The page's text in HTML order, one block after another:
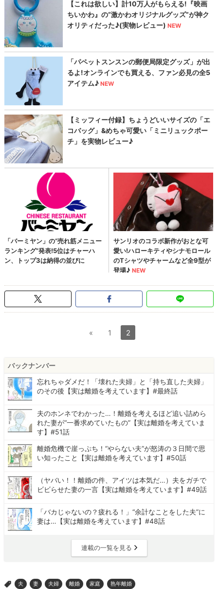
« 1 2
バックナンバー
忘れちゃダメだ！「壊れた夫婦」と「持ち直した夫婦」
のその後【実は離婚を考えています】#最終話
夫のホンネでわかった…！離婚を考えるほど追い詰めら
れた妻が“一番求めていたもの”【実は離婚を考えていま
す】#51話
離婚危機で崖っぷち！“やらない夫”が怒涛の３日間で思
い知ったこと【実は離婚を考えています】#50話
（ヤバい！！離婚の件、アイツは本気だ…）夫をガチで
ビビらせた妻の一言【実は離婚を考えています】#49話
「バカじゃないの？疲れる！」“余計なことをした夫”に
妻は…【実は離婚を考えています】#48話
連載の一覧を見る
> 夫 妻 夫婦 離婚 家庭 熟年離婚